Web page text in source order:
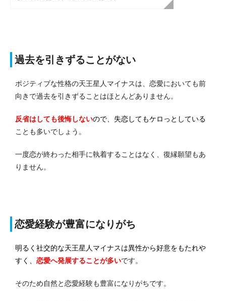
過去を引きずることがない
ポジティブな性格の天王星人マイナスは、恋愛においても前
向きで過去を引きずることはほとんどありません。
反省はしても後悔しないので、失恋してもケロっとしている
ことも多いでしょう。
一度恋が終わった相手に執着することはなく、復縁願望もあ
りません。
恋愛経験が豊富になりがち
明るく社交的な天王星人マイナスは異性から好意をもたれや
すく、 恋愛へ発展することが多いです。
そのため自然と恋愛経験も豊富になりがちです。